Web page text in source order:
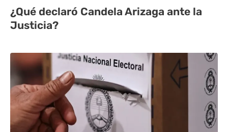
¿Qué declaró Candela Arizaga ante la
Justicia?